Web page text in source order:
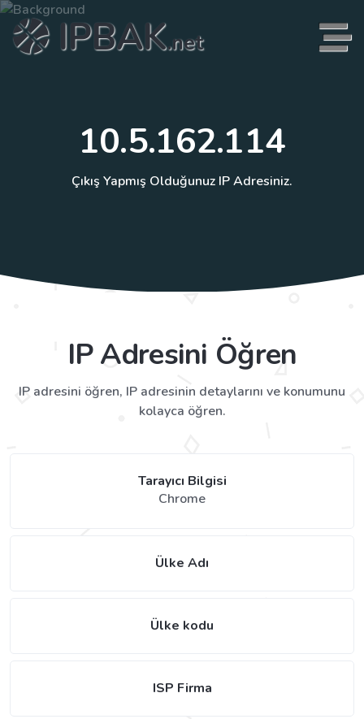
.netIPBAK.net
10.5.162.114
Çıkış Yapmış Olduğunuz IP Adresiniz.
IP Adresini Öğren
IP adresini öğren, IP adresinin detaylarını ve konumunu
kolayca öğren.
Tarayıcı Bilgisi
Chrome
Ülke Adı
Ülke kodu
ISP Firma